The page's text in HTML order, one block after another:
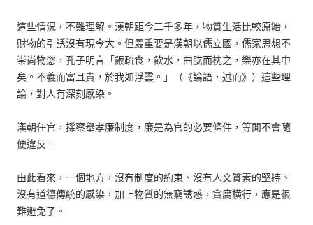
這些情況，不難理解。漢朝距今二千多年，物質生活比較原始，
財物的引誘沒有現今大。但最重要是漢朝以儒立國，儒家思想不
崇尚物慾，孔子明言「飯疏食，飲水，曲肱而枕之，樂亦在其中
矣。不義而富且貴，於我如浮雲。」（《論語．述而》）這些理
論，對人有深刻感染。
漢朝任官，採察舉孝廉制度，廉是為官的必要條件，等閒不會隨
便違反。
由此看來，一個地方，沒有制度的約束、沒有人文質素的堅持、
沒有道德傳統的感染，加上物質的無窮誘惑，貪腐横行，應是很
難避免了。